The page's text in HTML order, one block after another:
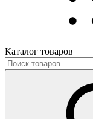
Каталог товаров